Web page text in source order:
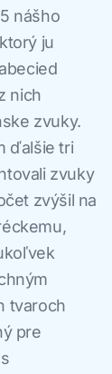
nášho
ju
nich
zvuky.
ďalšie tri
zvuky
zvýšil na
tvaroch
pre